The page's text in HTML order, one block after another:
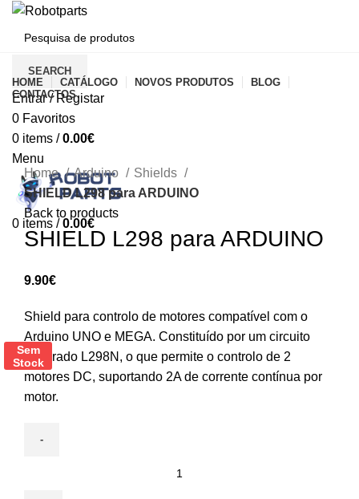
SEARCH
Entrar / Registar
0 Favoritos
0 items / 0.00€
Menu
0 items / 0.00€
HOME CATÁLOGO NOVOS PRODUTOS
BLOG
CONTACTOS
Home
Arduino
Shields
SHIELD L298 para ARDUINO
Back to products
SHIELD L298 para ARDUINO
9.90€
Shield para controlo de motores compatível com o
Arduino UNO e MEGA. Constituído por um circuito
integrado L298N, o que permite o controlo de 2
motores DC, suportando 2A de corrente contínua por
motor.
Sem
Stock